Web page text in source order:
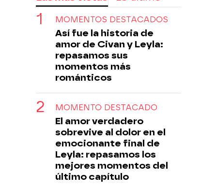
MOMENTOS DESTACADOS
Así fue la historia de
amor de Civan y Leyla:
repasamos sus
momentos más
románticos
MOMENTO DESTACADO
El amor verdadero
sobrevive al dolor en el
emocionante final de
Leyla: repasamos los
mejores momentos del
último capítulo